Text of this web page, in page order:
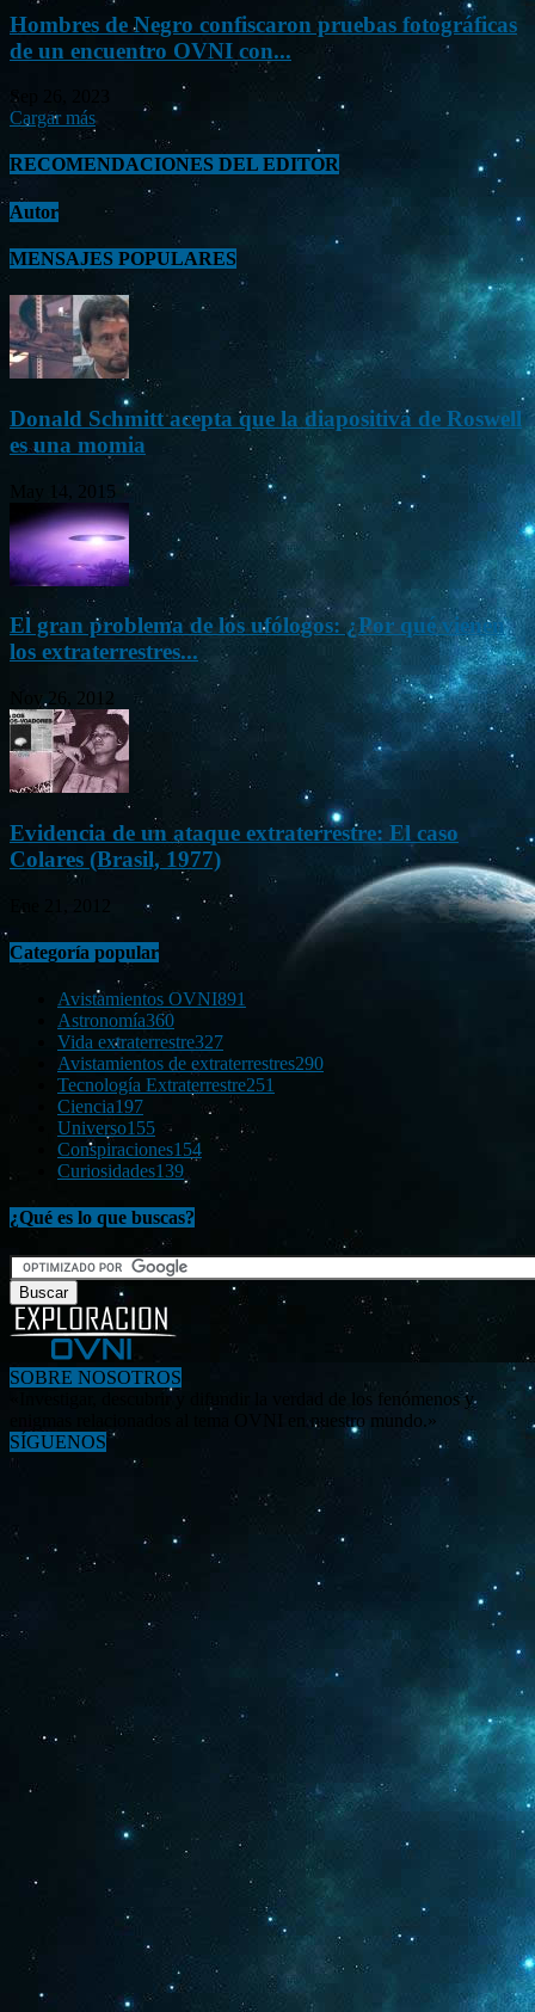
Hombres de Negro confiscaron pruebas fotográficas
de un encuentro OVNI con...
Sep 26, 2023
Cargar más
RECOMENDACIONES DEL EDITOR
Autor
MENSAJES POPULARES
Donald Schmitt acepta que la diapositiva de Roswell
es una momia
May 14, 2015
El gran problema de los ufólogos: ¿Por qué vienen
los extraterrestres...
Nov 26, 2012
Evidencia de un ataque extraterrestre: El caso
Colares (Brasil, 1977)
Categoría popular
Avistamientos OVNI891
Astronomía360
Vida extraterrestre327
Avistamientos de extraterrestres290
Tecnología Extraterrestre251
Ciencia197
Universo155
Conspiraciones154
Curiosidades139
¿Qué es lo que buscas?
SOBRE NOSOTROS
«Investigar, descubrir y difundir la verdad de los fenómenos y
enigmas relacionados al tema OVNI en nuestro mundo.»
SÍGUENOS